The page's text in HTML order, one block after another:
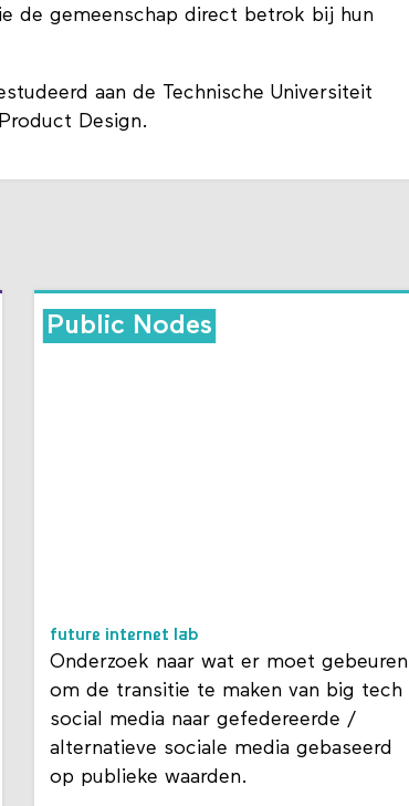
de gemeenschap direct betrok bij hun
aan de Technische Universiteit
Design.
Public Nodes
future internet lab
Onderzoek naar wat er moet gebeuren
om de transitie te maken van big tech
social media naar gefedereerde /
alternatieve sociale media gebaseerd
op publieke waarden.